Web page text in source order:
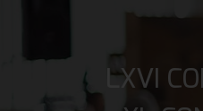
LXVI